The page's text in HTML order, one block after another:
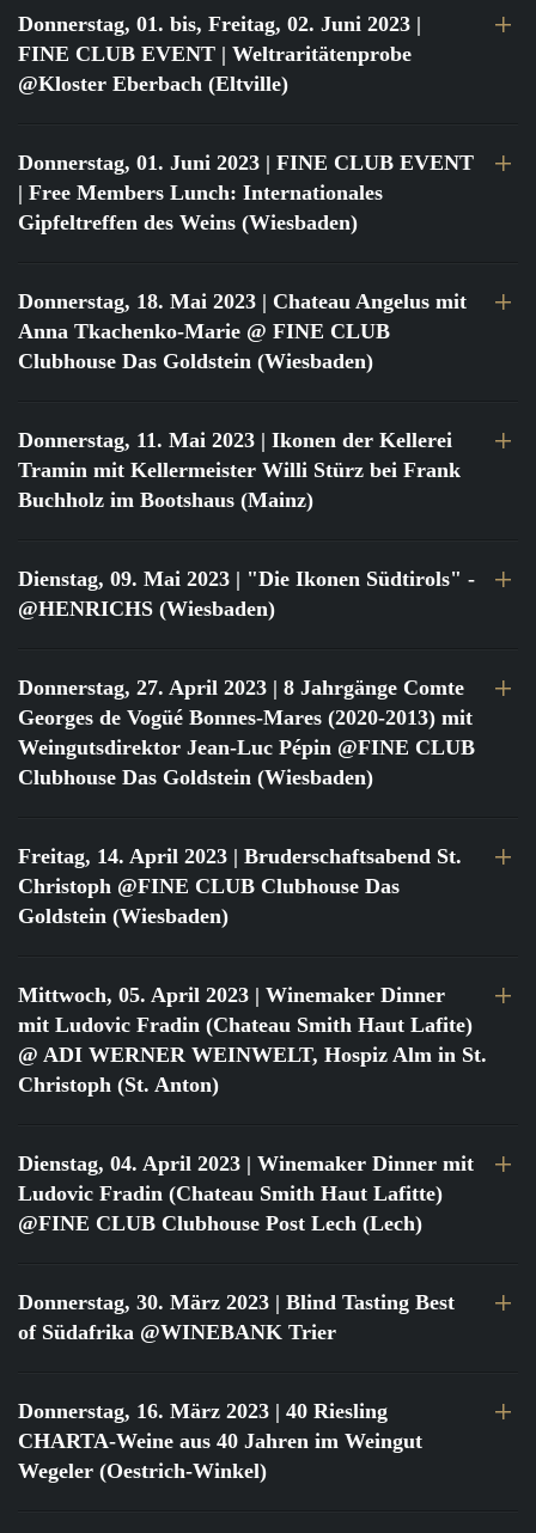
Donnerstag, 01. bis, Freitag, 02. Juni 2023 |
FINE CLUB EVENT | Weltraritätenprobe
@Kloster Eberbach (Eltville)
Donnerstag, 01. Juni 2023 | FINE CLUB EVENT
| Free Members Lunch: Internationales
Gipfeltreffen des Weins (Wiesbaden)
Donnerstag, 18. Mai 2023 | Chateau Angelus mit
Anna Tkachenko-Marie @ FINE CLUB
Clubhouse Das Goldstein (Wiesbaden)
Donnerstag, 11. Mai 2023 | Ikonen der Kellerei
Tramin mit Kellermeister Willi Stürz bei Frank
Buchholz im Bootshaus (Mainz)
Dienstag, 09. Mai 2023 | "Die Ikonen Südtirols" -
@HENRICHS (Wiesbaden)
Donnerstag, 27. April 2023 | 8 Jahrgänge Comte
Georges de Vogüé Bonnes-Mares (2020-2013) mit
Weingutsdirektor Jean-Luc Pépin @FINE CLUB
Clubhouse Das Goldstein (Wiesbaden)
Freitag, 14. April 2023 | Bruderschaftsabend St.
Christoph @FINE CLUB Clubhouse Das
Goldstein (Wiesbaden)
Mittwoch, 05. April 2023 | Winemaker Dinner
mit Ludovic Fradin (Chateau Smith Haut Lafite)
@ ADI WERNER WEINWELT, Hospiz Alm in St.
Christoph (St. Anton)
Dienstag, 04. April 2023 | Winemaker Dinner mit
Ludovic Fradin (Chateau Smith Haut Lafitte)
@FINE CLUB Clubhouse Post Lech (Lech)
Donnerstag, 30. März 2023 | Blind Tasting Best
of Südafrika @WINEBANK Trier
Donnerstag, 16. März 2023 | 40 Riesling
CHARTA-Weine aus 40 Jahren im Weingut
Wegeler (Oestrich-Winkel)